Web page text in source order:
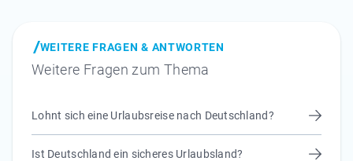
WEITERE FRAGEN & ANTWORTEN
Weitere Fragen zum Thema
Lohnt sich eine Urlaubsreise nach Deutschland?
Ist Deutschland ein sicheres Urlaubsland?